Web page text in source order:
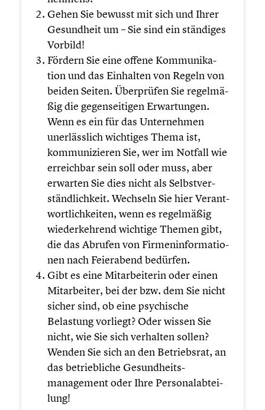
Gehen Sie bewusst mit sich und Ihrer
Gesund­heit um – Sie sind ein ständiges
Vorbild!
Fördern Sie eine offene Kommu­ni­ka­
tion und das Einhalten von Regeln von
beiden Seiten. Überprü­fen Sie regel­mä­
ßig die gegen­sei­ti­gen Erwar­tun­gen.
Wenn es ein für das Unter­neh­men
unerläss­lich wichtiges Thema ist,
kommu­ni­zie­ren Sie, wer im Notfall wie
erreich­bar sein soll oder muss, aber
erwarten Sie dies nicht als Selbst­ver­
ständ­lich­keit. Wechseln Sie hier Verant­
wort­lich­kei­ten, wenn es regel­mä­ßig
wieder­keh­rend wichtige Themen gibt,
die das Abrufen von Firmen­in­for­ma­tio­
nen nach Feier­abend bedürfen.
Gibt es eine Mitar­bei­te­rin oder einen
Mitar­bei­ter, bei der bzw. dem Sie nicht
sicher sind, ob eine psychi­sche
Belastung vorliegt? Oder wissen Sie
nicht, wie Sie sich verhalten sollen?
Wenden Sie sich an den Betriebs­rat, an
das betrieb­li­che Gesundheits­
management oder Ihre Perso­nal­ab­tei­
lung!